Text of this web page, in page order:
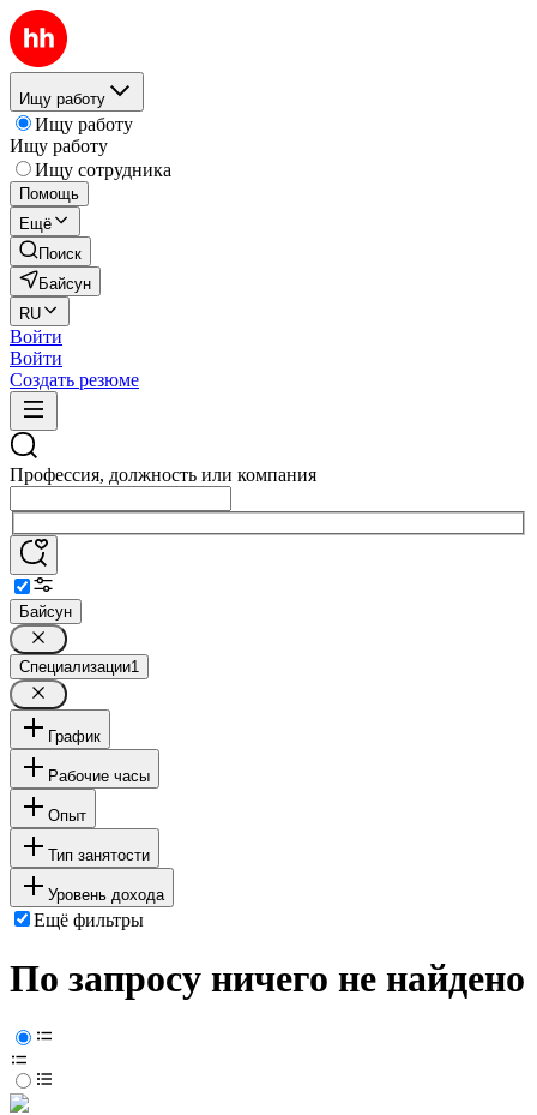
Ищу работу
Ищу работу
Ищу работу
Ищу сотрудника
Помощь
Ещё
Поиск
Байсун
RU
Войти
Войти
Создать резюме
Профессия, должность или компания
Байсун
Специализации1
График
Рабочие часы
Опыт
Тип занятости
Уровень дохода
Ещё фильтры
По запросу ничего не найдено